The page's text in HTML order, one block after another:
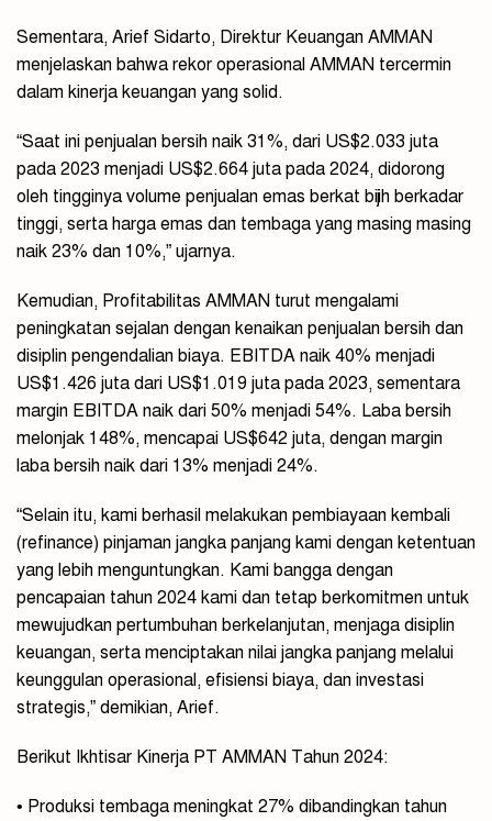
Sementara, Arief Sidarto, Direktur Keuangan AMMAN
menjelaskan bahwa rekor operasional AMMAN tercermin
dalam kinerja keuangan yang solid.
“Saat ini penjualan bersih naik 31%, dari US$2.033 juta
pada 2023 menjadi US$2.664 juta pada 2024, didorong
oleh tingginya volume penjualan emas berkat bijih berkadar
tinggi, serta harga emas dan tembaga yang masing masing
naik 23% dan 10%,” ujarnya.
Kemudian, Profitabilitas AMMAN turut mengalami
peningkatan sejalan dengan kenaikan penjualan bersih dan
disiplin pengendalian biaya. EBITDA naik 40% menjadi
US$1.426 juta dari US$1.019 juta pada 2023, sementara
margin EBITDA naik dari 50% menjadi 54%. Laba bersih
melonjak 148%, mencapai US$642 juta, dengan margin
laba bersih naik dari 13% menjadi 24%.
“Selain itu, kami berhasil melakukan pembiayaan kembali
(refinance) pinjaman jangka panjang kami dengan ketentuan
yang lebih menguntungkan. Kami bangga dengan
pencapaian tahun 2024 kami dan tetap berkomitmen untuk
mewujudkan pertumbuhan berkelanjutan, menjaga disiplin
keuangan, serta menciptakan nilai jangka panjang melalui
keunggulan operasional, efisiensi biaya, dan investasi
strategis,” demikian, Arief.
Berikut Ikhtisar Kinerja PT AMMAN Tahun 2024:
• Produksi tembaga meningkat 27% dibandingkan tahun